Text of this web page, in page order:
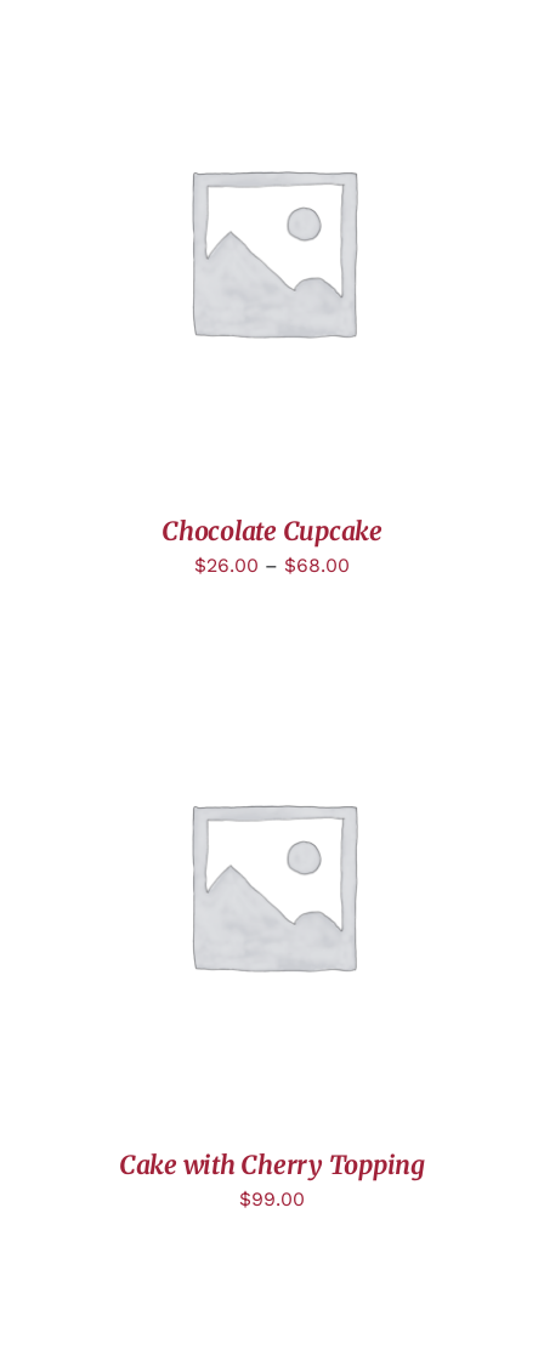
DÉTAILS
Chocolate Cupcake
$26.00 – $68.00
AJOUTER AU PANIER
Cake with Cherry Topping
$99.00